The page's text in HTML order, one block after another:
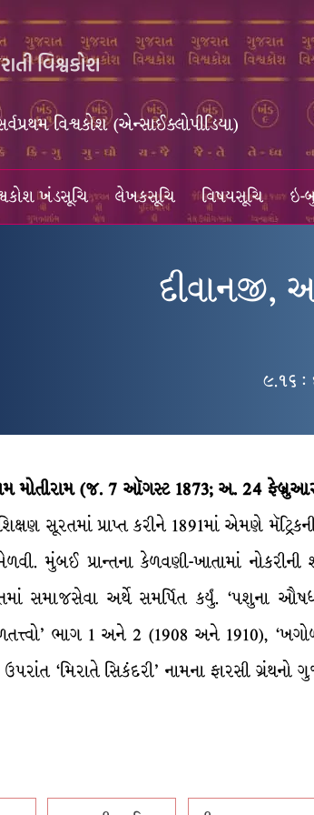
વિશ્વકોશ (એન્સાઈક્લોપીડિયા)
ખંડસૂચિ લેખકસૂચિ વિષયસૂચિ ઇ-
દીવાનજી,
૯.૧૬ :
મોતીરામ (જ. 7 ઑગસ્ટ 1873; અ. 24
સૂરતમાં પ્રાપ્ત કરીને 1891માં એમણે
મુંબઈ પ્રાન્તના કેળવણી-ખાતામાં
સમાજસેવા અર્થે સમર્પિત કર્યું. ‘પશુના ઔષધનું
ભાગ 1 અને 2 (1908 અને 1910),
ઉપરાંત ‘મિરાતે સિકંદરી’ નામના ફારસી